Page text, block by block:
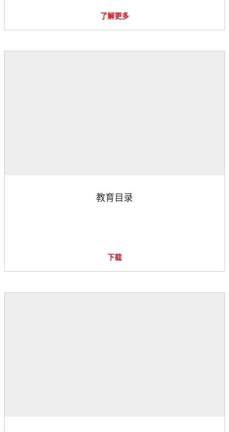
了解更多
教育目录
下载